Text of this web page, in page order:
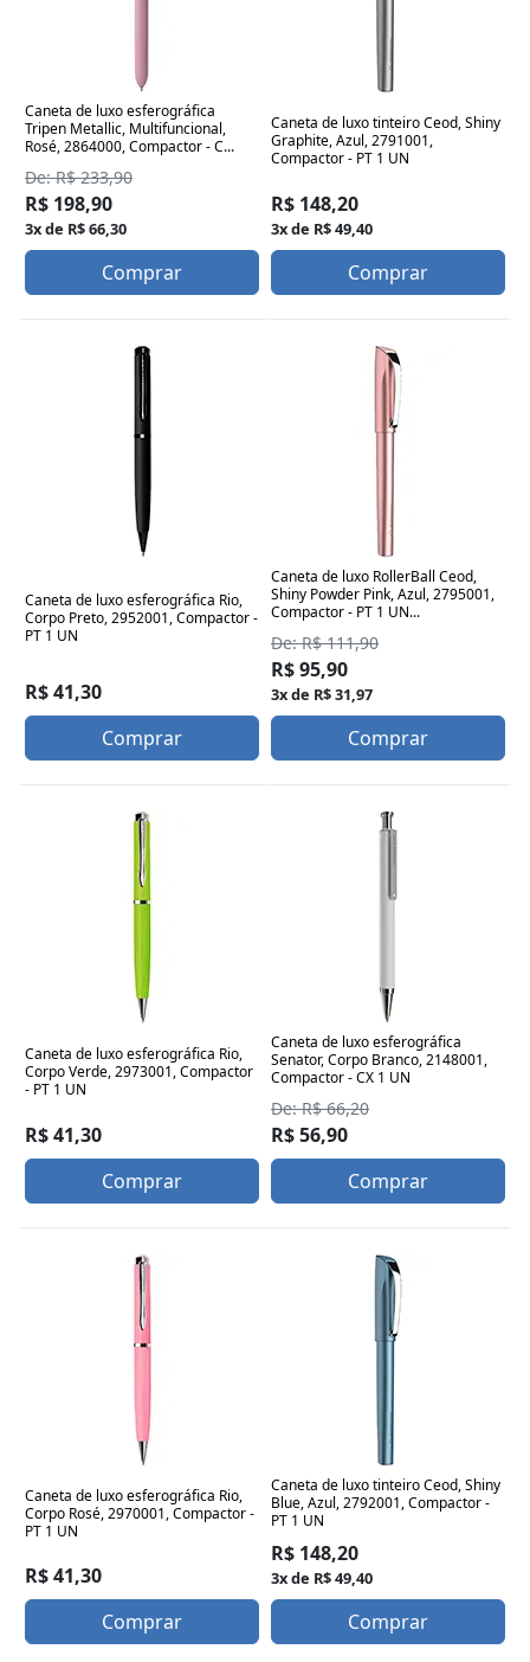
Caneta de luxo esferográfica
Tripen Metallic, Multifuncional,
Rosé, 2864000, Compactor - C...
De: R$ 233,90
R$ 198,90
3x de R$ 66,30
Comprar
Caneta de luxo tinteiro Ceod, Shiny
Graphite, Azul, 2791001,
Compactor - PT 1 UN
R$ 148,20
3x de R$ 49,40
Comprar
Caneta de luxo esferográfica Rio,
Corpo Preto, 2952001, Compactor -
PT 1 UN
R$ 41,30
Comprar
Caneta de luxo RollerBall Ceod,
Shiny Powder Pink, Azul, 2795001,
Compactor - PT 1 UN...
De: R$ 111,90
R$ 95,90
3x de R$ 31,97
Comprar
Caneta de luxo esferográfica Rio,
Corpo Verde, 2973001, Compactor
- PT 1 UN
R$ 41,30
Comprar
Caneta de luxo esferográfica
Senator, Corpo Branco, 2148001,
Compactor - CX 1 UN
De: R$ 66,20
R$ 56,90
Comprar
Caneta de luxo esferográfica Rio,
Corpo Rosé, 2970001, Compactor -
PT 1 UN
R$ 41,30
Comprar
Caneta de luxo tinteiro Ceod, Shiny
Blue, Azul, 2792001, Compactor -
PT 1 UN
R$ 148,20
3x de R$ 49,40
Comprar